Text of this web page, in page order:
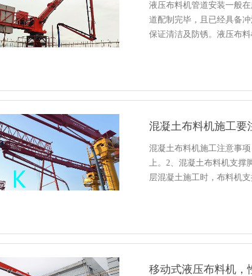
液压布料机管道安装一般
道配制完毕，且已经具备
保证清洁及防锈。液压布
混凝土布料机施工要
混凝土布料机施工注意事
上。2、混凝土布料机支撑
层混凝土施工时，布料机
移动式液压布料机，